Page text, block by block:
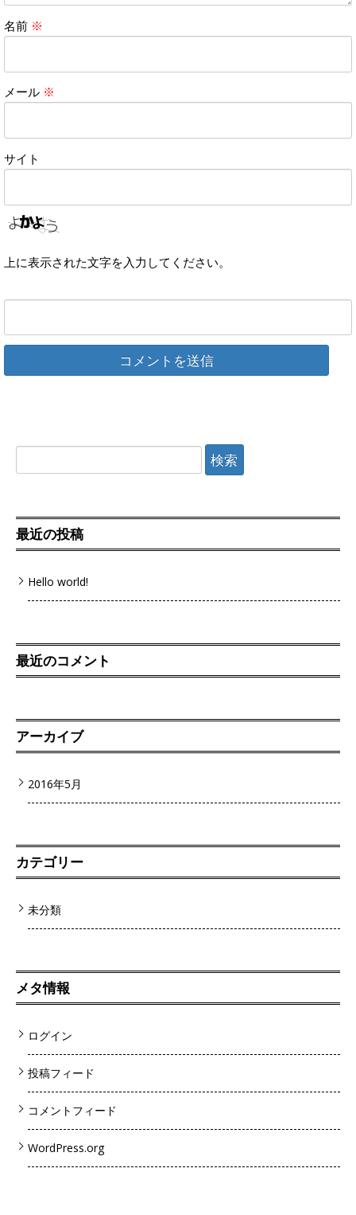
名前 ※
メール ※
サイト
上に表示された文字を入力してください。
索:
最近の投稿
Hello world!
最近のコメント
アーカイブ
2016年5月
カテゴリー
未分類
メタ情報
ログイン
投稿フィード
コメントフィード
WordPress.org